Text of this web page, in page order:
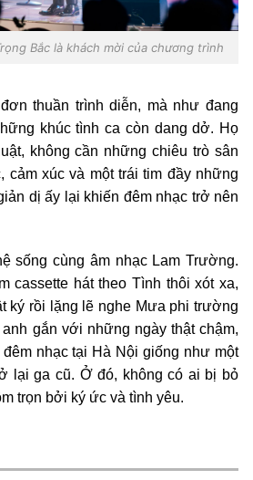
Bắc là khách mời của chương trình
thuần trình diễn, mà như đang
khúc tình ca còn dang dở. Họ
không cần những chiêu trò sân
cảm xúc và một trái tim đầy những
dị ấy lại khiến đêm nhạc trở nên
sống cùng âm nhạc Lam Trường.
cassette hát theo Tình thôi xót xa,
ký rồi lặng lẽ nghe Mưa phi trường
gắn với những ngày thật chậm,
nhạc tại Hà Nội giống như một
lại ga cũ. Ở đó, không có ai bị bỏ
trọn bởi ký ức và tình yêu.